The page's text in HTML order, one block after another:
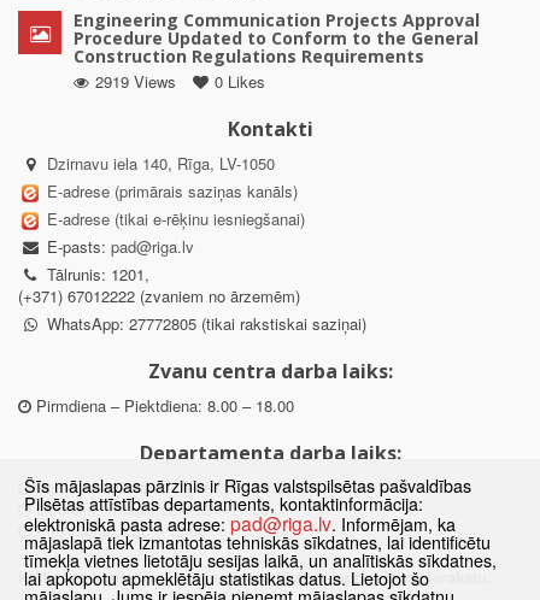
Engineering Communication Projects Approval
Procedure Updated to Conform to the General
Construction Regulations Requirements
2919 Views
0 Likes
Kontakti
Dzirnavu iela 140, Rīga, LV-1050
E-adrese (primārais saziņas kanāls)
E-adrese (tikai e-rēķinu iesniegšanai)
E-pasts: pad@riga.lv
Tālrunis: 1201,
(+371) 67012222 (zvaniem no ārzemēm)
WhatsApp: 27772805 (tikai rakstiskai saziņai)
Zvanu centra darba laiks:
Pirmdiena – Piektdiena: 8.00 – 18.00
Departamenta darba laiks:
Pirmdiena, Ceturtdiena: 8.30 – 18.00
Otrdiena, Trešdiena: 8.30 – 17.00
Piektdiena: 8.30 – 15.00
Klātienes konsultācijas pieejamas tikai ar iepriekšēju pierakstu.
Šīs mājaslapas pārzinis ir Rīgas valstspilsētas pašvaldības
Pilsētas attīstības departaments, kontaktinformācija:
elektroniskā pasta adrese: pad@riga.lv. Informējam, ka
mājaslapā tiek izmantotas tehniskās sīkdatnes, lai identificētu
tīmekļa vietnes lietotāju sesijas laikā, un analītiskās sīkdatnes,
lai apkopotu apmeklētāju statistikas datus. Lietojot šo